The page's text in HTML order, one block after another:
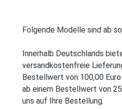
Folgende Modelle sind ab
Innerhalb Deutschlands
versandkostenfreie
Bestellwert von 100,00
ab einem Bestellwert von
uns auf Ihre Bestellung.